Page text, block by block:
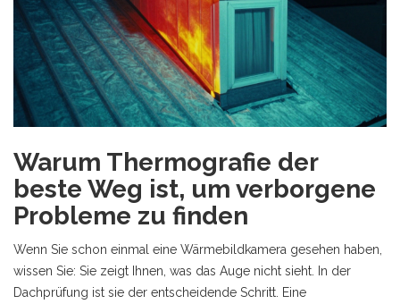
Warum Thermografie der
beste Weg ist, um verborgene
Probleme zu finden
Wenn Sie schon einmal eine Wärmebildkamera gesehen haben,
wissen Sie: Sie zeigt Ihnen, was das Auge nicht sieht. In der
Dachprüfung ist sie der entscheidende Schritt. Eine